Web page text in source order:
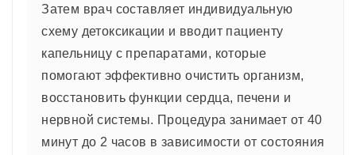
Затем врач составляет индивидуальную
схему детоксикации и вводит пациенту
капельницу с препаратами, которые
помогают эффективно очистить организм,
восстановить функции сердца, печени и
нервной системы. Процедура занимает от 40
минут до 2 часов в зависимости от состояния